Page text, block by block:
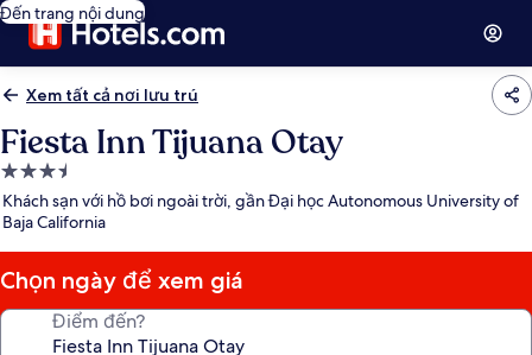
Đến trang nội dung
Xem tất cả nơi lưu trú
Fiesta Inn Tijuana Otay
Nơi
lưu
trú
3.5
sao
Khách sạn với hồ bơi ngoài trời, gần Đại học Autonomous University of
Baja California
Chọn ngày để xem giá
Điểm đến?